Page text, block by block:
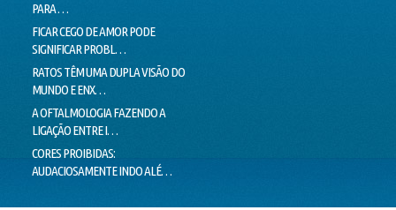
PARA …
FICAR CEGO DE AMOR PODE
SIGNIFICAR PROBL…
RATOS TÊM UMA DUPLA VISÃO DO
MUNDO E ENX…
A OFTALMOLOGIA FAZENDO A
LIGAÇÃO ENTRE I…
CORES PROIBIDAS:
AUDACIOSAMENTE INDO ALÉ…